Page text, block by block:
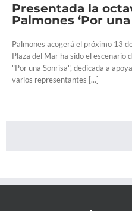
Presentada la
Palmones ‘Por una
Palmones acogerá el próximo 13
Plaza del Mar ha sido el escenario
"Por una Sonrisa", dedicada a
varios representantes [...]